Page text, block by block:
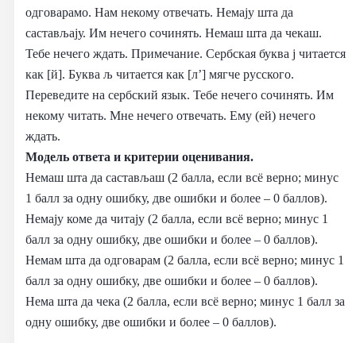
одговарамо. Нам некому отвечать. Немају шта да
састављају. Им нечего сочинять. Немаш шта да чекаш.
Тебе нечего ждать. Примечание. Сербская буква ј читается
как [й]. Буква љ читается как [л’] мягче русского.
Переведите на сербский язык. Тебе нечего сочинять. Им
некому читать. Мне нечего отвечать. Ему (ей) нечего
ждать.
Модель ответа и критерии оценивания.
Немаш шта да састављаш (2 балла, если всё верно; минус
1 балл за одну ошибку, две ошибки и более – 0 баллов).
Немају коме да читају (2 балла, если всё верно; минус 1
балл за одну ошибку, две ошибки и более – 0 баллов).
Немам шта да одговарам (2 балла, если всё верно; минус 1
балл за одну ошибку, две ошибки и более – 0 баллов).
Нема шта да чека (2 балла, если всё верно; минус 1 балл за
одну ошибку, две ошибки и более – 0 баллов).